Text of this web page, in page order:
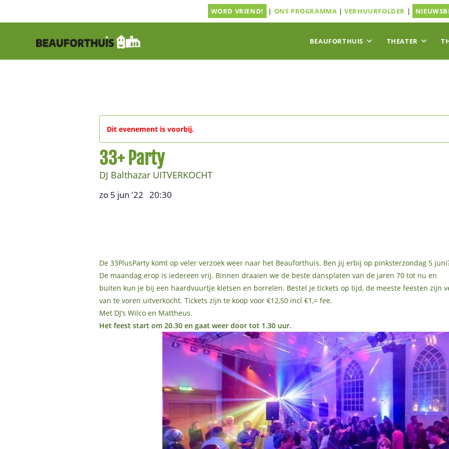
WORD VRIEND! | ONS PROGRAMMA |VERHUURFOLDER |
BEAUFORTHUIS THEATER
Dit evenement is voorbij.
33+ Party
DJ Balthazar UITVERKOCHT
zo 5 jun '22 20:30
De 33PlusParty komt op veler verzoek weer naar het Beauforthuis. Ben jij erbij op pinksterzondag 5
De maandag erop is iedereen vrij. Binnen draaien we de beste dansplaten van de jaren 70 tot nu en
buiten kun je bij een haardvuurtje kletsen en borrelen. Bestel je tickets op tijd, de meeste feesten zijn
van te voren uitverkocht. Tickets zijn te koop voor €12,50 incl €1,= fee.
Met DJ’s Wilco en Mattheus.
Het feest start om 20.30 en gaat weer door tot 1.30 uur.